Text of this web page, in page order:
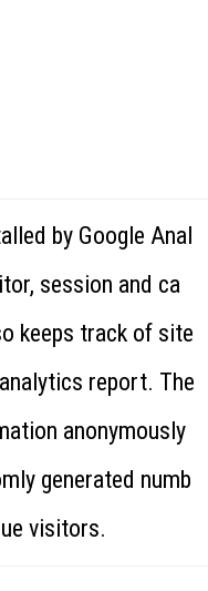
by Google Anal
session and ca
keeps track of site
report. The
anonymously
generated numb
visitors.